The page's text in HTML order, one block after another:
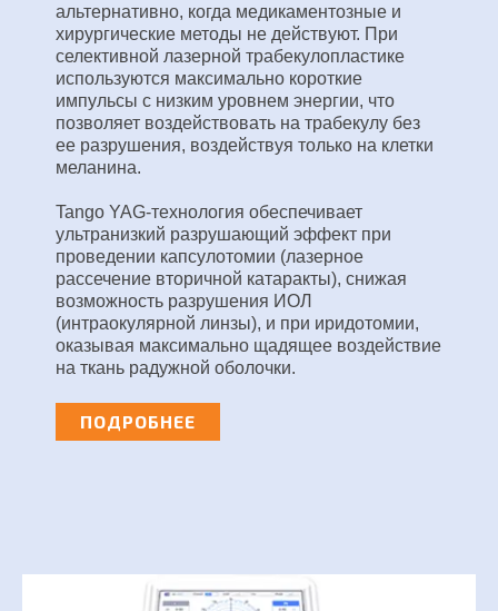
альтернативно, когда медикаментозные и
хирургические методы не действуют. При
селективной лазерной трабекулопластике
используются максимально короткие
импульсы с низким уровнем энергии, что
позволяет воздействовать на трабекулу без
ее разрушения, воздействуя только на клетки
меланина.
Tango YAG-технология обеспечивает
ультранизкий разрушающий эффект при
проведении капсулотомии (лазерное
рассечение вторичной катаракты), снижая
возможность разрушения ИОЛ
(интраокулярной линзы), и при иридотомии,
оказывая максимально щадящее воздействие
на ткань радужной оболочки.
ПОДРОБНЕЕ